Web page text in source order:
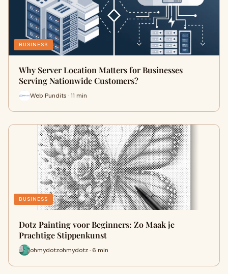
BUSINESS
Why Server Location Matters for Businesses
Serving Nationwide Customers?
Web Pundits · 11 min
BUSINESS
Dotz Painting voor Beginners: Zo Maak je
Prachtige Stippenkunst
ohmydotzohmydotz · 6 min